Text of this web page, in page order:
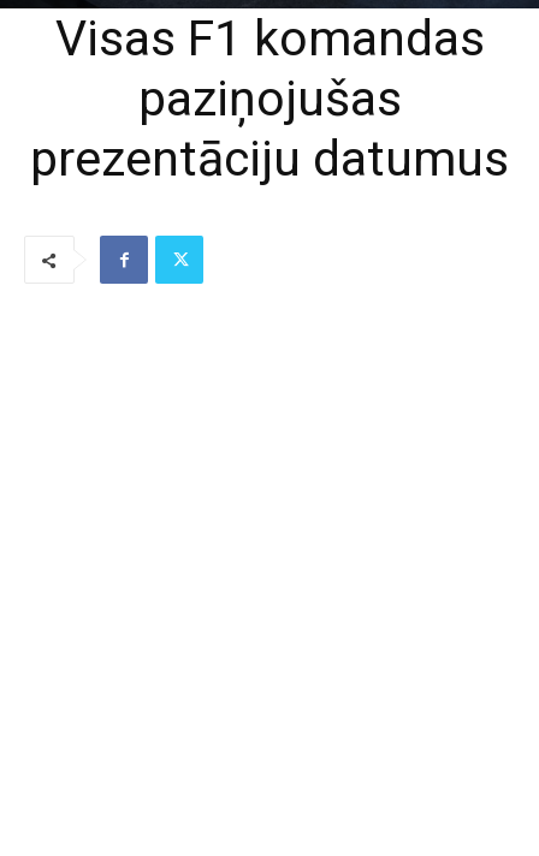
Visas F1 komandas
paziņojušas
prezentāciju datumus